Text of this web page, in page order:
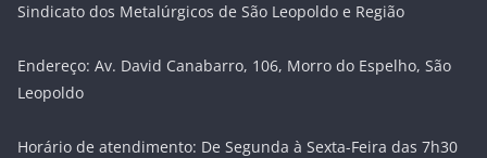
Sindicato dos Metalúrgicos de São Leopoldo e Região
Endereço: Av. David Canabarro, 106, Morro do Espelho, São
Leopoldo
Horário de atendimento: De Segunda à Sexta-Feira das 7h30